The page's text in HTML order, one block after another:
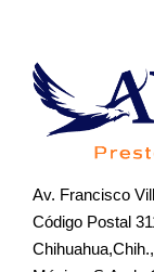
Av. Francisco
Código Postal